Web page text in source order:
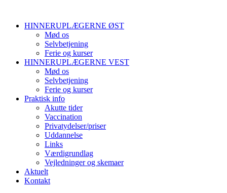
HINNERUPLÆGERNE ØST
Mød os
Selvbetjening
Ferie og kurser
HINNERUPLÆGERNE VEST
Mød os
Selvbetjening
Ferie og kurser
Praktisk info
Akutte tider
Vaccination
Privatydelser/priser
Uddannelse
Links
Værdigrundlag
Vejledninger og skemaer
Aktuelt
Kontakt